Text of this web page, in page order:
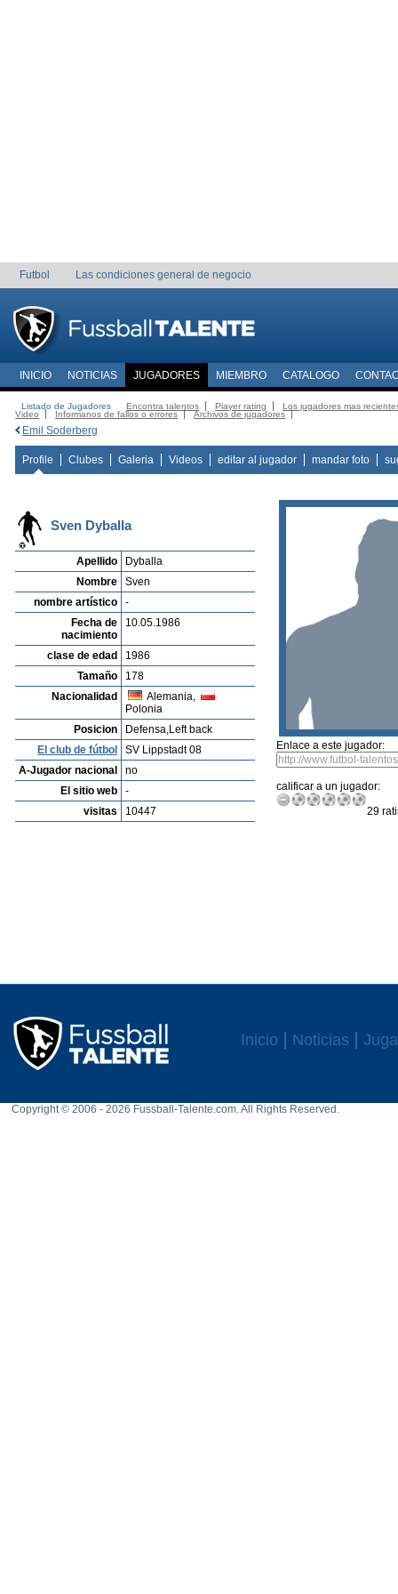
Futbol Las condiciones general de negocio
INICIO NOTICIAS JUGADORES MIEMBRO CATALOGO
Listado de Jugadores Encontra talentos Player rating
Los jugadores mas
Video
Informanos de fallos o errores Archivos de jugadores
Emil Soderberg
Profile Clubes Galeria Videos editar al jugador mandar foto
Sven Dyballa
Apellido
Dyballa
Nombre
Sven
nombre artístico
-
Fecha de
nacimiento
10.05.1986
clase de edad
1986
Tamaño
178
Nacionalidad
Alemania,
Polonia
Posicion
Defensa,Left back
El club de fútbol
SV Lippstadt 08
A-Jugador nacional
no
El sitio web
-
visitas
10447
Enlace a este jugador:
calificar a un jugador:
29
Inicio Noticias
Copyright © 2006 - 2026 Fussball-Talente.com. All Rights Reserved.